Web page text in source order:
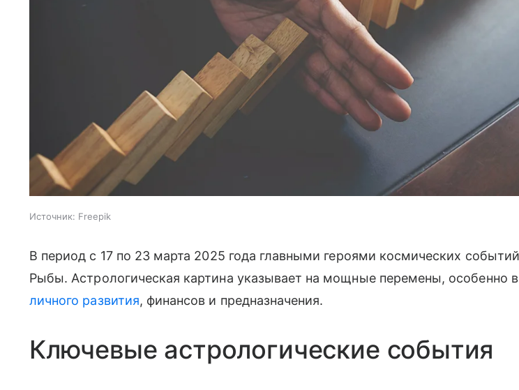
Источник: Freepik
В период с 17 по 23 марта 2025 года главными героями космических
Рыбы. Астрологическая картина указывает на мощные перемены, особенно
личного развития, финансов и предназначения.
Ключевые астрологические события